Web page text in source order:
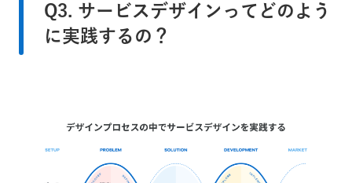
Q3. サービスデザインってどのよう
に実践するの？